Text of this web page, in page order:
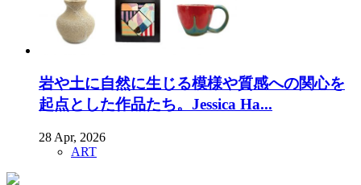
岩や土に自然に生じる模様や質感への関心を
起点とした作品たち。Jessica Ha...
28 Apr, 2026
ART